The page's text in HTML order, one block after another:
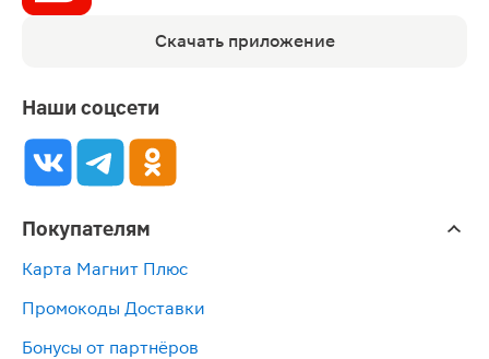
Скачать приложение
Наши соцсети
Покупателям
Карта Магнит Плюс
Промокоды Доставки
Бонусы от партнёров